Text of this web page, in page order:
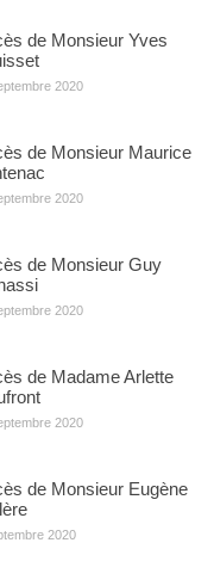
de Monsieur Yves
2020
de Monsieur Maurice
2020
de Monsieur Guy
2020
de Madame Arlette
2020
de Monsieur Eugène
2020